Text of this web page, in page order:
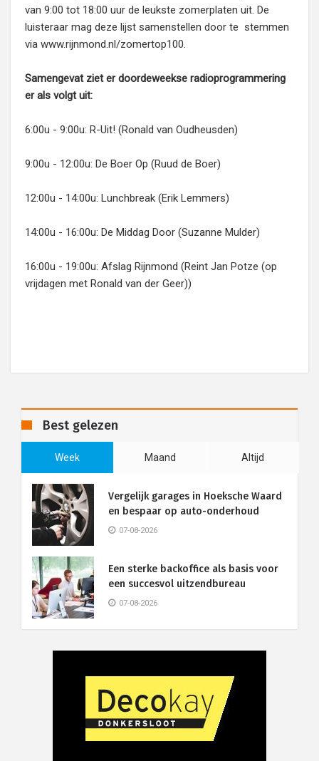
van 9:00 tot 18:00 uur de leukste zomerplaten uit. De
luisteraar mag deze lijst samenstellen door te stemmen
via www.rijnmond.nl/zomertop100.
Samengevat ziet er doordeweekse radioprogrammering
er als volgt uit:
6:00u - 9:00u: R-Uit! (Ronald van Oudheusden)
9:00u - 12:00u: De Boer Op (Ruud de Boer)
12:00u - 14:00u: Lunchbreak (Erik Lemmers)
14:00u - 16:00u: De Middag Door (Suzanne Mulder)
16:00u - 19:00u: Afslag Rijnmond (Reint Jan Potze (op
vrijdagen met Ronald van der Geer))
Best gelezen
Week Maand Altijd
Vergelijk garages in Hoeksche Waard
en bespaar op auto-onderhoud
07-08-2026
Een sterke backoffice als basis voor
een succesvol uitzendbureau
07-08-2026